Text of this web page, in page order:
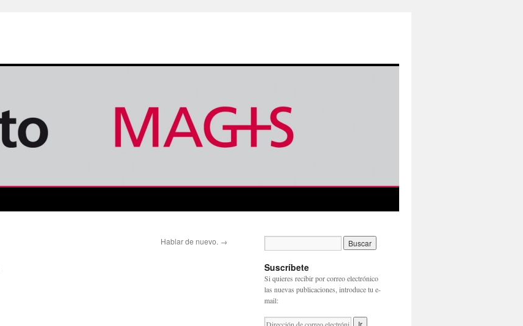
Hablar de nuevo. →
Suscríbete
Si quieres recibir por correo electrónico
las nuevas publicaciones, introduce tu e-
mail: